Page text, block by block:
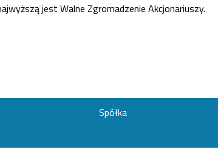
Spółka
jest Walne Zgromadzenie Akcjonariuszy.